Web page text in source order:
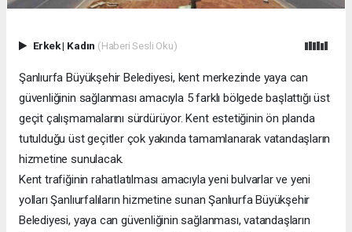
Erkek| Kadın (Haberi Sesli Oku)
Şanlıurfa Büyükşehir Belediyesi, kent merkezinde yaya can
güvenliğinin sağlanması amacıyla 5 farklı bölgede başlattığı üst
geçit çalışmamalarını sürdürüyor. Kent estetiğinin ön planda
tutulduğu üst geçitler çok yakında tamamlanarak vatandaşların
hizmetine sunulacak.
Kent trafiğinin rahatlatılması amacıyla yeni bulvarlar ve yeni
yolları Şanlıurfalıların hizmetine sunan Şanlıurfa Büyükşehir
Belediyesi, yaya can güvenliğinin sağlanması, vatandaşların